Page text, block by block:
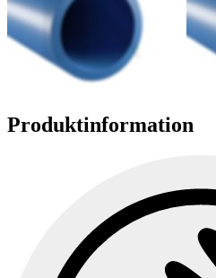
Produktinformation